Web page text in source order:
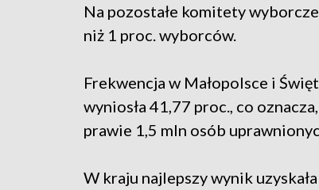
Na pozostałe komitety wyborcze
niż 1 proc. wyborców.
Frekwencja w Małopolsce i
wyniosła 41,77 proc., co
prawie 1,5 mln osób
W kraju najlepszy wynik